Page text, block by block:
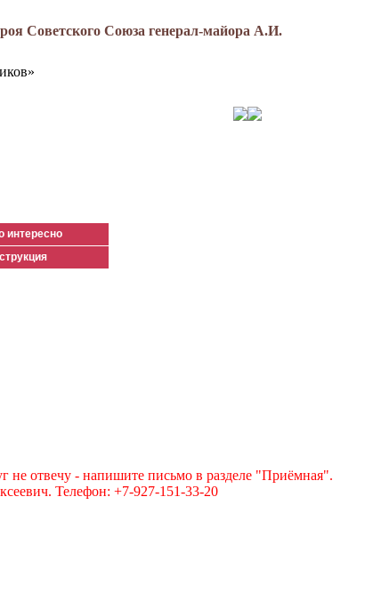
Советского Союза генерал-майора А.И.
интересно
не отвечу - напишите письмо в разделе "Приёмная".
Телефон: +7-927-151-33-20